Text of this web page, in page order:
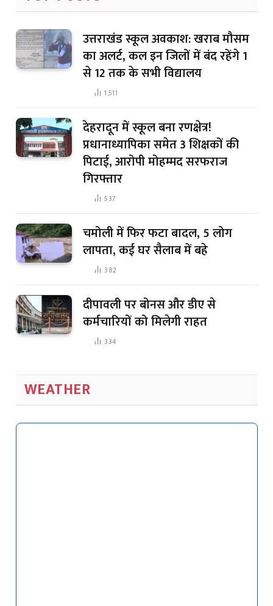
उत्तराखंड स्कूल अवकाश: खराब मौसम
का अलर्ट, कल इन जिलों में बंद रहेंगे 1
से 12 तक के सभी विद्यालय
1,511
देहरादून में स्कूल बना रणक्षेत्र!
प्रधानाध्यापिका समेत 3 शिक्षकों की
पिटाई, आरोपी मोहम्मद सरफराज
गिरफ्तार
537
चमोली में फिर फटा बादल, 5 लोग
लापता, कई घर सैलाब में बहे
382
दीपावली पर बोनस और डीए से
कर्मचारियों को मिलेगी राहत
334
WEATHER